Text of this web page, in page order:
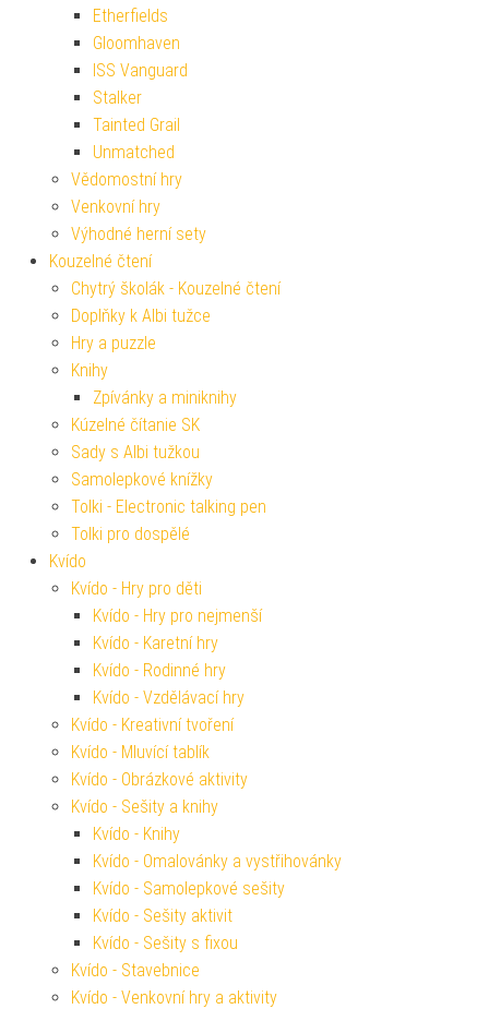
Etherfields
Gloomhaven
ISS Vanguard
Stalker
Tainted Grail
Unmatched
Vědomostní hry
Venkovní hry
Výhodné herní sety
Kouzelné čtení
Chytrý školák - Kouzelné čtení
Doplňky k Albi tužce
Hry a puzzle
Knihy
Zpívánky a miniknihy
Kúzelné čítanie SK
Sady s Albi tužkou
Samolepkové knížky
Tolki - Electronic talking pen
Tolki pro dospělé
Kvído
Kvído - Hry pro děti
Kvído - Hry pro nejmenší
Kvído - Karetní hry
Kvído - Rodinné hry
Kvído - Vzdělávací hry
Kvído - Kreativní tvoření
Kvído - Mluvící tablík
Kvído - Obrázkové aktivity
Kvído - Sešity a knihy
Kvído - Knihy
Kvído - Omalovánky a vystřihovánky
Kvído - Samolepkové sešity
Kvído - Sešity aktivit
Kvído - Sešity s fixou
Kvído - Stavebnice
Kvído - Venkovní hry a aktivity